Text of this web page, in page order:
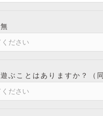
ぶことはありますか？（